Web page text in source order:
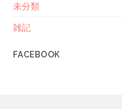
未分類
雑記
FACEBOOK